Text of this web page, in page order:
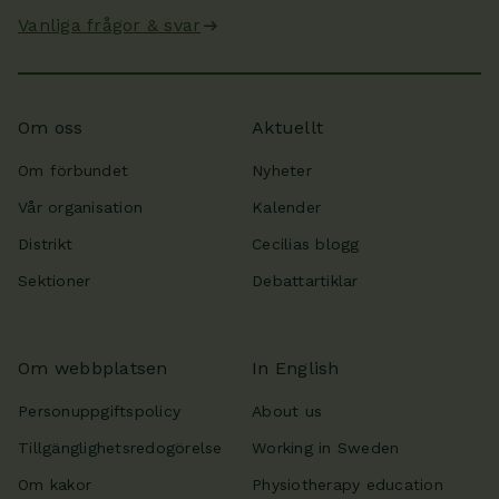
Vanliga frågor & svar
Om oss
Om förbundet
Vår organisation
Distrikt
Sektioner
Aktuellt
Nyheter
Kalender
Cecilias blogg
Debattartiklar
Om webbplatsen
Personuppgiftspolicy
Tillgänglighetsredogörelse
Om kakor
In English
About us
Working in Sweden
Physiotherapy education